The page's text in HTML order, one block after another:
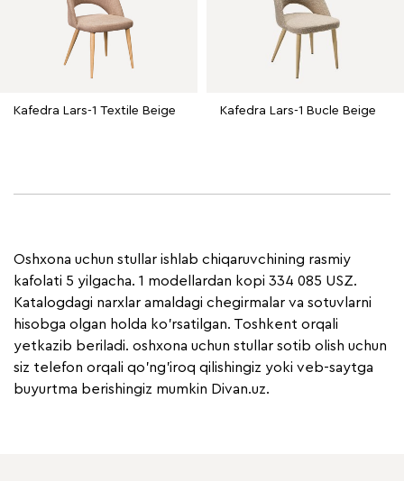
Kafedra Lars-1 Textile Beige Kafedra Lars-1 Bucle Beige
Oshxona uchun stullar ishlab chiqaruvchining rasmiy
kafolati 5 yilgacha. 1 modellardan kopi 334 085 USZ.
Katalogdagi narxlar amaldagi chegirmalar va sotuvlarni
hisobga olgan holda ko'rsatilgan. Toshkent orqali
yetkazib beriladi. oshxona uchun stullar sotib olish uchun
siz telefon orqali qo'ng'iroq qilishingiz yoki veb-saytga
buyurtma berishingiz mumkin Divan.uz.